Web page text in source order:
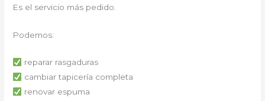
Es el servicio más pedido.
Podemos:
reparar rasgaduras
cambiar tapicería completa
renovar espuma